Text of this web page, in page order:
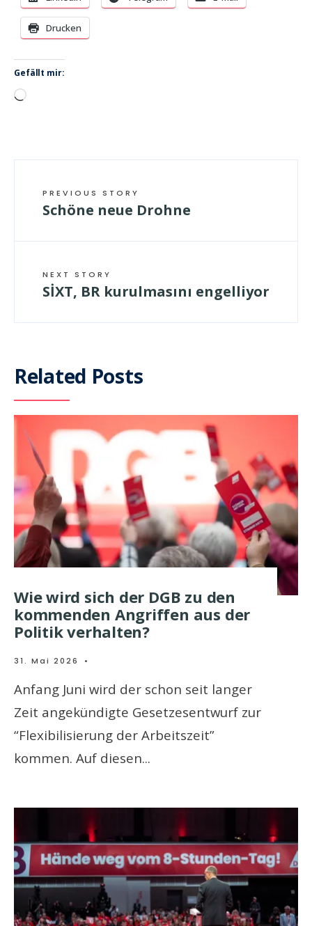
Drucken
Gefällt mir:
Wird
PREVIOUS STORY
Schöne neue Drohne
NEXT STORY
SİXT, BR kurulmasını engelliyor
Related Posts
Wie wird sich der DGB zu den
kommenden Angriffen aus der
Politik verhalten?
31. Mai 2026 •
Anfang Juni wird der schon seit langer
Zeit angekündigte Gesetzesentwurf zur
“Flexibilisierung der Arbeitszeit”
kommen. Auf diesen...